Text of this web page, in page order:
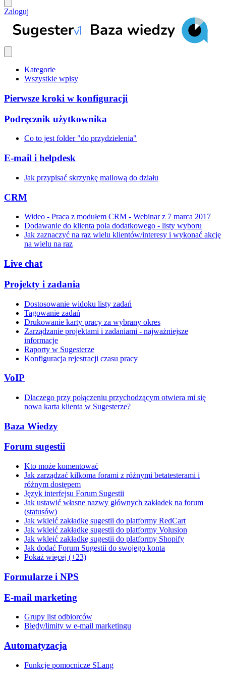
Zaloguj
Kategorie
Wszystkie wpisy
Pierwsze kroki w konfiguracji
Podręcznik użytkownika
Co to jest folder "do przydzielenia"
E-mail i helpdesk
Jak przypisać skrzynkę mailową do działu
CRM
Wideo - Praca z modułem CRM - Webinar z 7 marca 2017
Dodawanie do klienta pola dodatkowego - listy wyboru
Jak zaznaczyć na raz wielu klientów/interesy i wykonać akcję
na wielu na raz
Live chat
Projekty i zadania
Dostosowanie widoku listy zadań
Tagowanie zadań
Drukowanie karty pracy za wybrany okres
Zarządzanie projektami i zadaniami - najważniejsze
informacje
Raporty w Sugesterze
Konfiguracja rejestracji czasu pracy
VoIP
Dlaczego przy połączeniu przychodzącym otwiera mi się
nowa karta klienta w Sugesterze?
Baza Wiedzy
Forum sugestii
Kto może komentować
Jak zarządzać kilkoma forami z różnymi betatesterami i
różnym dostępem
Język interfejsu Forum Sugestii
Jak ustawić własne nazwy głównych zakładek na forum
(statusów)
Jak wkleić zakładkę sugestii do platformy RedCart
Jak wkleić zakładkę sugestii do platformy Volusion
Jak wkleić zakładkę sugestii do platformy Shopify
Jak dodać Forum Sugestii do swojego konta
Pokaż więcej (+23)
Formularze i NPS
E-mail marketing
Grupy list odbiorców
Błędy/limity w e-mail marketingu
Automatyzacja
Funkcje pomocnicze SLang